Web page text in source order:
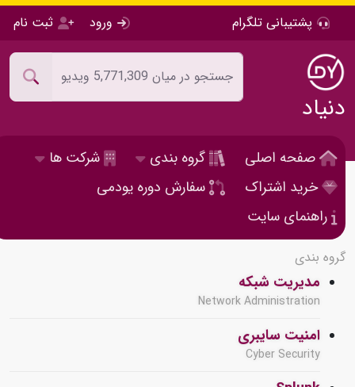
پشتیبانی تلگرام ورود ثبت نام
دنیاد
صفحه اصلی گروه بندی
شرکت ها
خرید اشتراک
سفارش دوره یودمی
راهنمای سایت
گروه بندی
مدیریت شبکه
Network Administration
امنیت سایبری
Cyber Security